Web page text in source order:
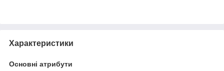
Характеристики
Основні атрибути